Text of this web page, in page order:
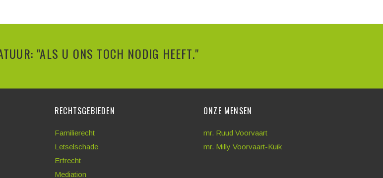
"ALS U ONS TOCH NODIG HEEFT."
RECHTSGEBIEDEN
Familierecht
Letselschade
Erfrecht
Mediation
ONZE MENSEN
mr. Ruud Voorvaart
mr. Milly Voorvaart-Kuik